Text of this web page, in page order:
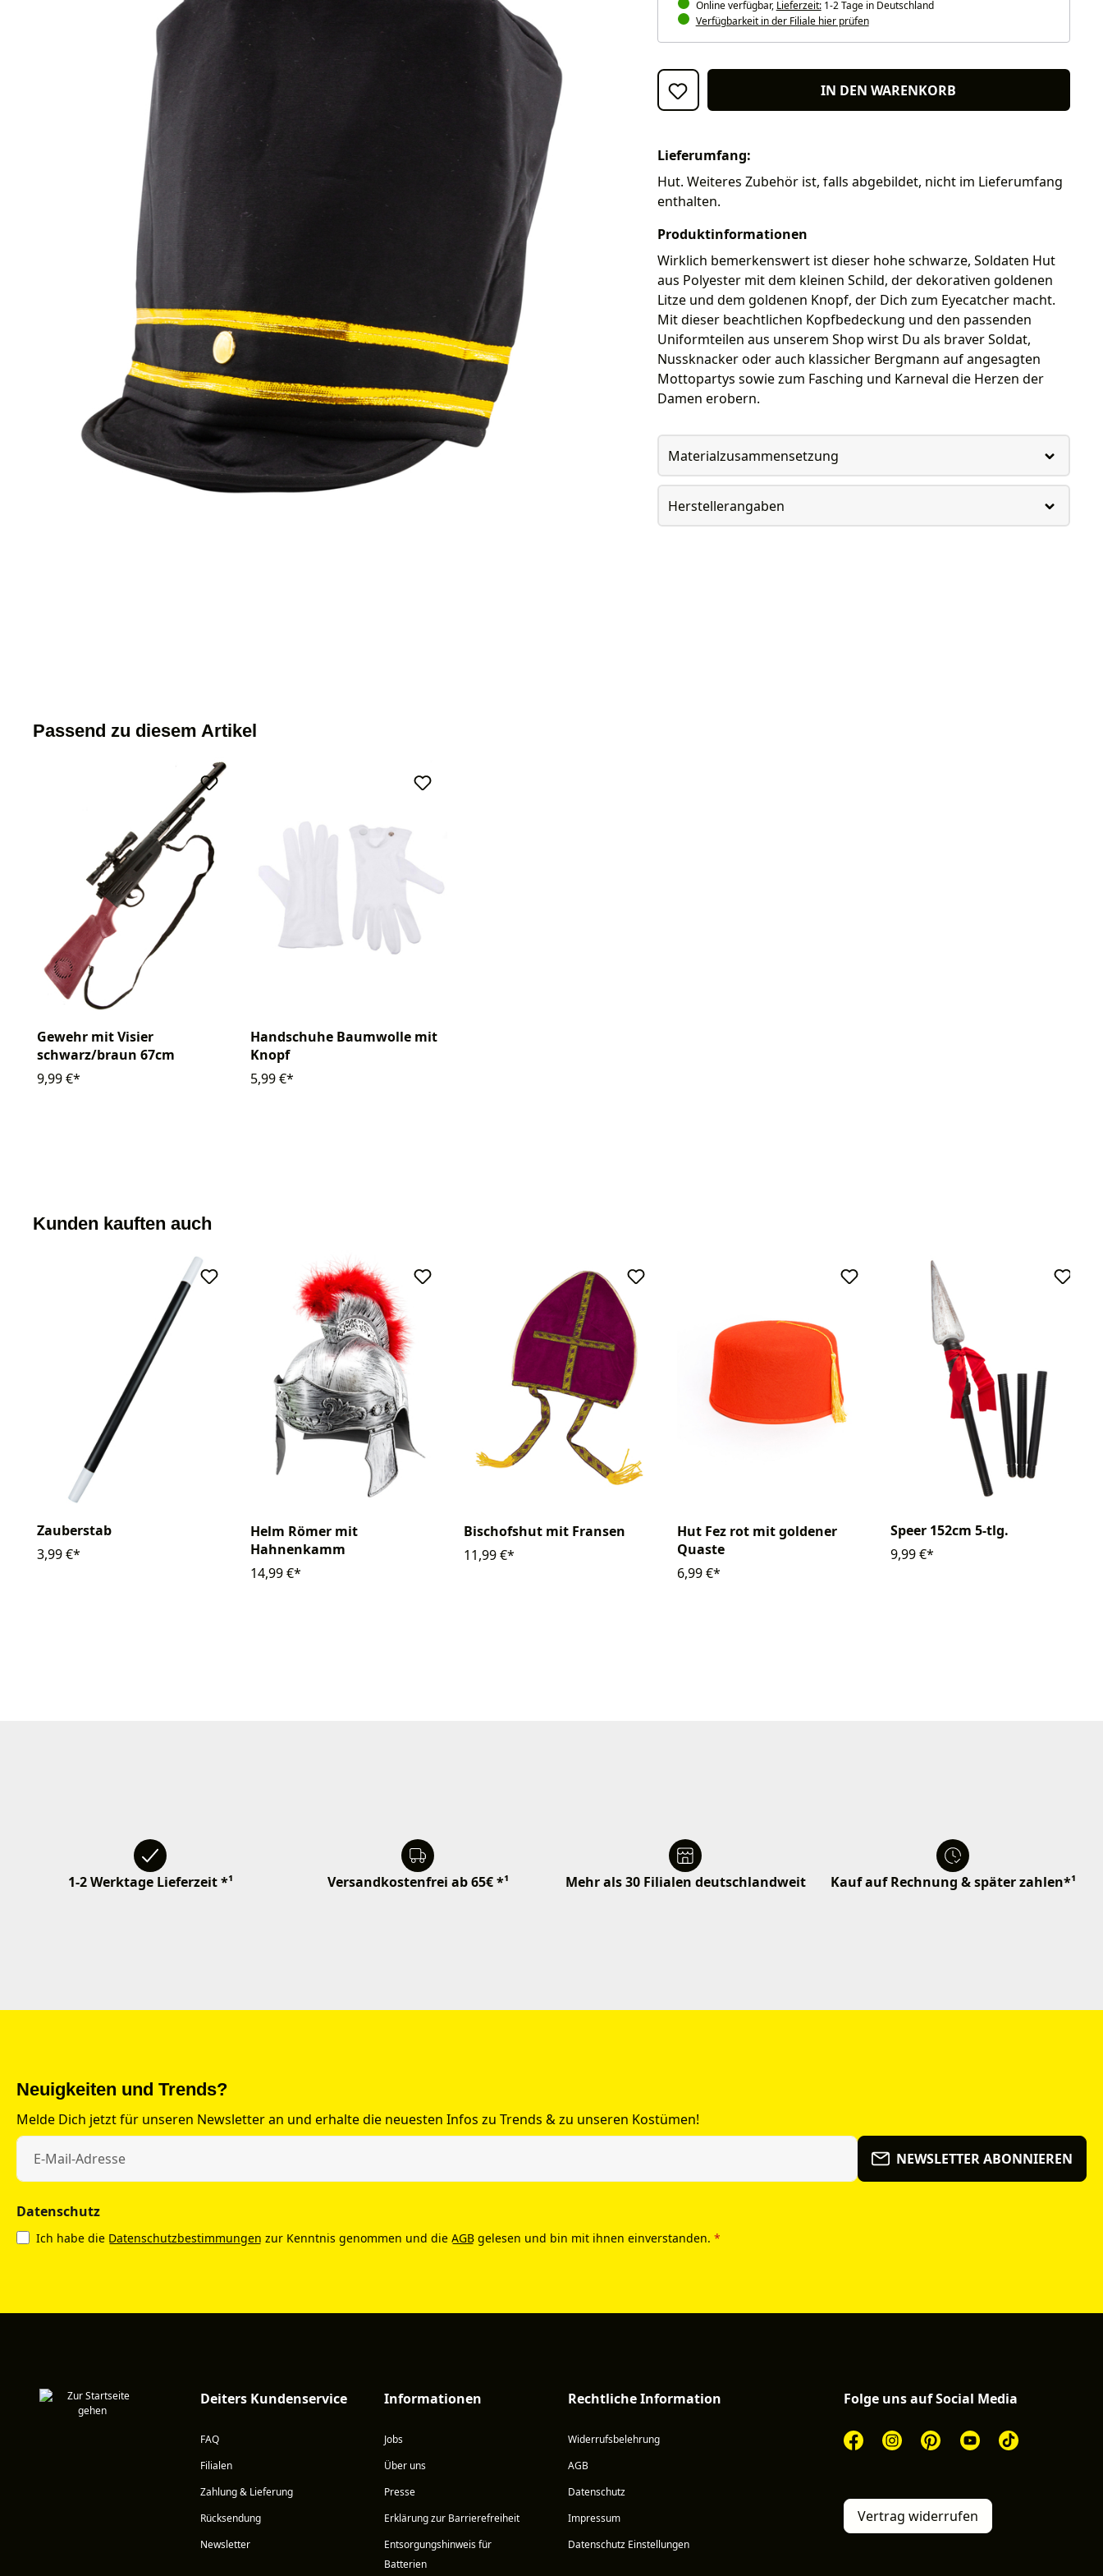
Online verfügbar, Lieferzeit:1-2 Tage in Deutschland
Verfügbarkeit in der Filiale hier prüfen
IN DEN WARENKORB
Lieferumfang:
Hut. Weiteres Zubehör ist, falls abgebildet, nicht im Lieferumfang
enthalten.
Produktinformationen
Wirklich bemerkenswert ist dieser hohe schwarze, Soldaten Hut
aus Polyester mit dem kleinen Schild, der dekorativen goldenen
Litze und dem goldenen Knopf, der Dich zum Eyecatcher macht.
Mit dieser beachtlichen Kopfbedeckung und den passenden
Uniformteilen aus unserem Shop wirst Du als braver Soldat,
Nussknacker oder auch klassicher Bergmann auf angesagten
Mottopartys sowie zum Fasching und Karneval die Herzen der
Damen erobern.
Materialzusammensetzung
Herstellerangaben
Passend zu diesem Artikel
Gewehr mit Visier
schwarz/braun 67cm
9,99 €*
Handschuhe Baumwolle mit
Knopf
5,99 €*
Kunden kauften auch
Zauberstab
3,99 €*
Helm Römer mit
Hahnenkamm
14,99 €*
Bischofshut mit Fransen
11,99 €*
Hut Fez rot mit goldener
Quaste
6,99 €*
Speer 152cm 5-tlg.
9,99 €*
1-2 Werktage Lieferzeit *¹ Versandkostenfrei ab 65€ *¹ Mehr als 30 Filialen deutschlandweit Kauf auf Rechnung & später zahlen*¹
Neuigkeiten und Trends?
Melde Dich jetzt für unseren Newsletter an und erhalte die neuesten Infos zu Trends & zu unseren Kostümen!
NEWSLETTER ABONNIEREN
Datenschutz
Ich habe die Datenschutzbestimmungen zur Kenntnis genommen und die AGB gelesen und bin mit ihnen einverstanden. *
Deiters Kundenservice
FAQ
Filialen
Zahlung & Lieferung
Rücksendung
Newsletter
Informationen
Jobs
Über uns
Presse
Erklärung zur Barrierefreiheit
Entsorgungshinweis für
Batterien
Rechtliche Information
Widerrufsbelehrung
AGB
Datenschutz
Impressum
Datenschutz Einstellungen
Folge uns auf Social Media
Vertrag widerrufen